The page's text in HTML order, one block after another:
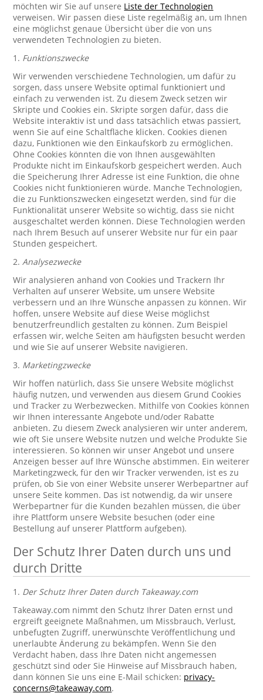
möchten wir Sie auf unsere Liste der Technologien
verweisen. Wir passen diese Liste regelmäßig an, um Ihnen
eine möglichst genaue Übersicht über die von uns
verwendeten Technologien zu bieten.
1. Funktionszwecke
Wir verwenden verschiedene Technologien, um dafür zu
sorgen, dass unsere Website optimal funktioniert und
einfach zu verwenden ist. Zu diesem Zweck setzen wir
Skripte und Cookies ein. Skripte sorgen dafür, dass die
Website interaktiv ist und dass tatsächlich etwas passiert,
wenn Sie auf eine Schaltfläche klicken. Cookies dienen
dazu, Funktionen wie den Einkaufskorb zu ermöglichen.
Ohne Cookies könnten die von Ihnen ausgewählten
Produkte nicht im Einkaufskorb gespeichert werden. Auch
die Speicherung Ihrer Adresse ist eine Funktion, die ohne
Cookies nicht funktionieren würde. Manche Technologien,
die zu Funktionszwecken eingesetzt werden, sind für die
Funktionalität unserer Website so wichtig, dass sie nicht
ausgeschaltet werden können. Diese Technologien werden
nach Ihrem Besuch auf unserer Website nur für ein paar
Stunden gespeichert.
2.Analysezwecke
Wir analysieren anhand von Cookies und Trackern Ihr
Verhalten auf unserer Website, um unsere Website
verbessern und an Ihre Wünsche anpassen zu können. Wir
hoffen, unsere Website auf diese Weise möglichst
benutzerfreundlich gestalten zu können. Zum Beispiel
erfassen wir, welche Seiten am häufigsten besucht werden
und wie Sie auf unserer Website navigieren.
3. Marketingzwecke
Wir hoffen natürlich, dass Sie unsere Website möglichst
häufig nutzen, und verwenden aus diesem Grund Cookies
und Tracker zu Werbezwecken. Mithilfe von Cookies können
wir Ihnen interessante Angebote und/oder Rabatte
anbieten. Zu diesem Zweck analysieren wir unter anderem,
wie oft Sie unsere Website nutzen und welche Produkte Sie
interessieren. So können wir unser Angebot und unsere
Anzeigen besser auf Ihre Wünsche abstimmen. Ein weiterer
Marketingzweck, für den wir Tracker verwenden, ist es zu
prüfen, ob Sie von einer Website unserer Werbepartner auf
unsere Seite kommen. Das ist notwendig, da wir unsere
Werbepartner für die Kunden bezahlen müssen, die über
ihre Plattform unsere Website besuchen (oder eine
Bestellung auf unserer Plattform aufgeben).
Der Schutz Ihrer Daten durch uns und
durch Dritte
1. Der Schutz Ihrer Daten durch Takeaway.com
Takeaway.com nimmt den Schutz Ihrer Daten ernst und
ergreift geeignete Maßnahmen, um Missbrauch, Verlust,
unbefugten Zugriff, unerwünschte Veröffentlichung und
unerlaubte Änderung zu bekämpfen. Wenn Sie den
Verdacht haben, dass Ihre Daten nicht angemessen
geschützt sind oder Sie Hinweise auf Missbrauch haben,
dann können Sie uns eine E-Mail schicken: privacy-
concerns@takeaway.com.